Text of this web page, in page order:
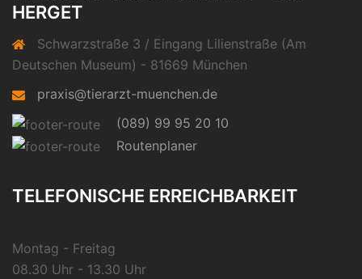
HERGET
Schwarzstraße 3 / Eingang Lilienstraße (Am
Deutschen Museum) - 81669 München
praxis@tierarzt-muenchen.de
(089) 99 95 20 10
Routenplaner
TELEFONISCHE ERREICHBARKEIT
Montag - Freitag
08.30 Uhr - 13.30 Uhr